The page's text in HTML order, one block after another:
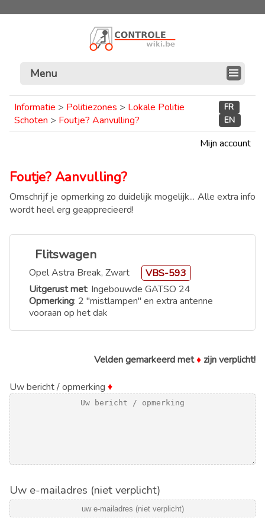
Menu
Informatie > Politiezones > Lokale Politie
Schoten > Foutje? Aanvulling?
FR
EN
Mijn account
Foutje? Aanvulling?
Omschrijf je opmerking zo duidelijk mogelijk... Alle extra info
wordt heel erg geapprecieerd!
Flitswagen
Opel Astra Break, Zwart
VBS-593
Uitgerust met: Ingebouwde GATSO 24
Opmerking: 2 "mistlampen" en extra antenne
vooraan op het dak
Velden gemarkeerd met♦ zijn verplicht!
Uw bericht / opmerking ♦
Uw e-mailadres (niet verplicht)